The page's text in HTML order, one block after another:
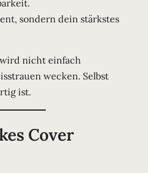
sondern dein stärkstes
nicht einfach
wecken. Selbst
ist.
Cover